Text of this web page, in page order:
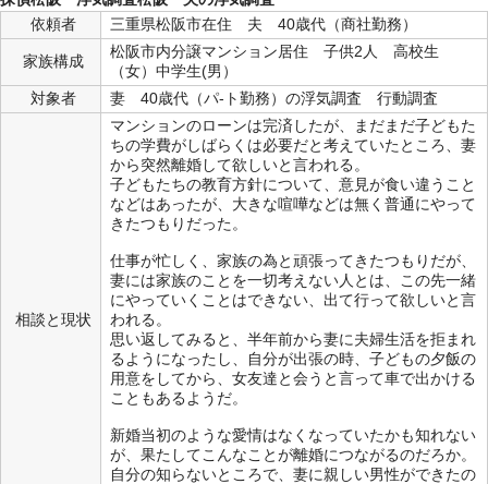
依頼者
三重県松阪市在住 夫 40歳代（商社勤務）
家族構成
松阪市内分譲マンション居住 子供2人 高校生
（女）中学生(男）
対象者
妻 40歳代（パ-ト勤務）の浮気調査 行動調査
相談と現状
マンションのローンは完済したが、まだまだ子どもた
ちの学費がしばらくは必要だと考えていたところ、妻
から突然離婚して欲しいと言われる。
子どもたちの教育方針について、意見が食い違うこと
などはあったが、大きな喧嘩などは無く普通にやって
きたつもりだった。
仕事が忙しく、家族の為と頑張ってきたつもりだが、
妻には家族のことを一切考えない人とは、この先一緒
にやっていくことはできない、出て行って欲しいと言
われる。
思い返してみると、半年前から妻に夫婦生活を拒まれ
るようになったし、自分が出張の時、子どもの夕飯の
用意をしてから、女友達と会うと言って車で出かける
こともあるようだ。
新婚当初のような愛情はなくなっていたかも知れない
が、果たしてこんなことが離婚につながるのだろか。
自分の知らないところで、妻に親しい男性ができたの